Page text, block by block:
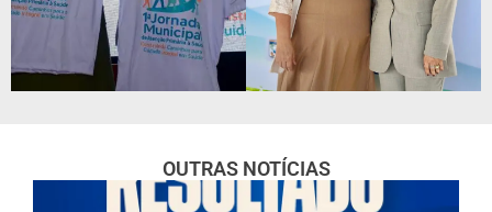
OUTRAS NOTÍCIAS